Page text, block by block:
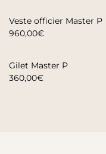
Veste officier Master P
960,00€
Gilet Master P
360,00€